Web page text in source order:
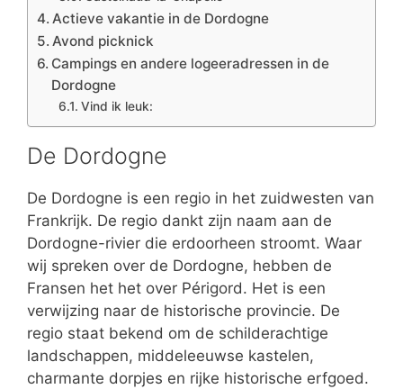
Actieve vakantie in de Dordogne
Avond picknick
Campings en andere logeeradressen in de
Dordogne
Vind ik leuk:
De Dordogne
De Dordogne is een regio in het zuidwesten van
Frankrijk. De regio dankt zijn naam aan de
Dordogne-rivier die erdoorheen stroomt. Waar
wij spreken over de Dordogne, hebben de
Fransen het het over Périgord. Het is een
verwijzing naar de historische provincie. De
regio staat bekend om de schilderachtige
landschappen, middeleeuwse kastelen,
charmante dorpjes en rijke historische erfgoed.